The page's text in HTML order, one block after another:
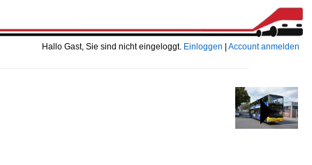
Hallo Gast, Sie sind nicht eingeloggt. Einloggen Account anmelden